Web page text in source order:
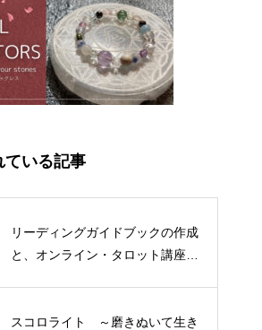
ている記事
リーディングガイドブックの作成
と、オンライン・タロット講座料
スコロライト ～磨きぬいて生き